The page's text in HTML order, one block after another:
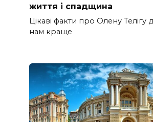
життя і спадщина
Цікаві факти про Олену Телігу
нам краще